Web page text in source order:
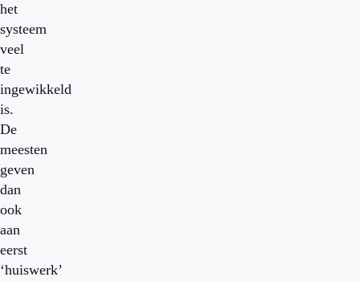
het
systeem
veel
te
ingewikkeld
is.
De
meesten
geven
dan
ook
aan
eerst
‘huiswerk’